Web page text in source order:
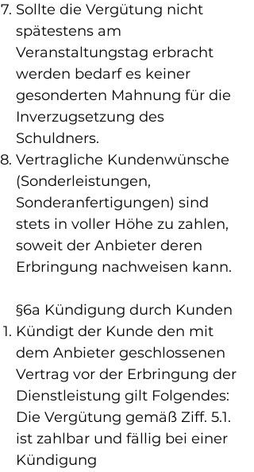
Sollte die Vergütung nicht
spätestens am
Veranstaltungstag erbracht
werden bedarf es keiner
gesonderten Mahnung für die
Inverzugsetzung des
Schuldners.
Vertragliche Kundenwünsche
(Sonderleistungen,
Sonderanfertigungen) sind
stets in voller Höhe zu zahlen,
soweit der Anbieter deren
Erbringung nachweisen kann.
§6a Kündigung durch Kunden
Kündigt der Kunde den mit
dem Anbieter geschlossenen
Vertrag vor der Erbringung der
Dienstleistung gilt Folgendes:
Die Vergütung gemäß Ziff. 5.1.
ist zahlbar und fällig bei einer
Kündigung